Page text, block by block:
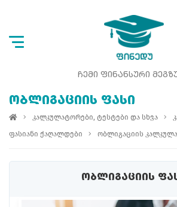
ᲩᲔᲛᲘ ᲤᲘᲜᲐᲜᲡᲣᲠᲘ
ᲝᲑᲚᲘᲒᲐᲪᲘᲘᲡ ᲤᲐᲡᲘ
კალკულატორები, ტესტები და სხვა
ფასიანი ქაღალდები
ობლიგაციის
ᲝᲑᲚᲘᲒᲐᲪᲘᲘᲡ